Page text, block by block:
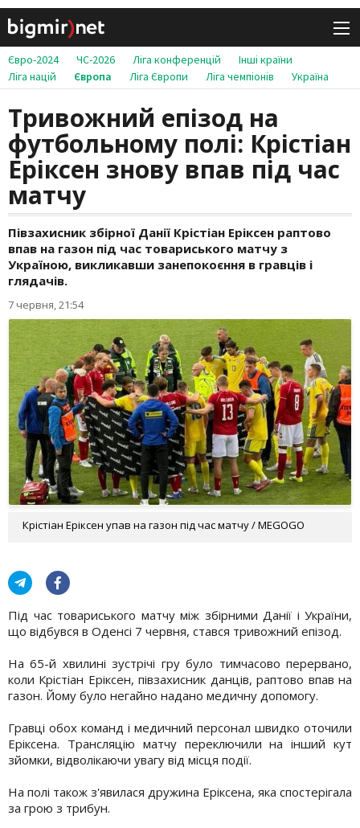
Євро-2024 ЧС-2026 Ліга конференцій
Інші країни
Ліга націй
Європа Ліга Європи Ліга чемпіонів Україна
Тривожний епізод на
футбольному полі: Крістіан
Еріксен знову впав під час
матчу
Півзахисник збірної Данії Крістіан Еріксен раптово
впав на газон під час товариського матчу з
Україною, викликавши занепокоєння в гравців і
глядачів.
7 червня, 21:54
Крістіан Еріксен упав на газон під час матчу / MEGOGO
Під час товариського матчу між збірними Данії і України,
що відбувся в Оденсі 7 червня, стався тривожний епізод.
На 65-й хвилині зустрічі гру було тимчасово перервано,
коли Крістіан Еріксен, півзахисник данців, раптово впав на
газон. Йому було негайно надано медичну допомогу.
Гравці обох команд і медичний персонал швидко оточили
Еріксена. Трансляцію матчу переключили на інший кут
зйомки, відволікаючи увагу від місця події.
На полі також з'явилася дружина Еріксена, яка спостерігала
за грою з трибун.